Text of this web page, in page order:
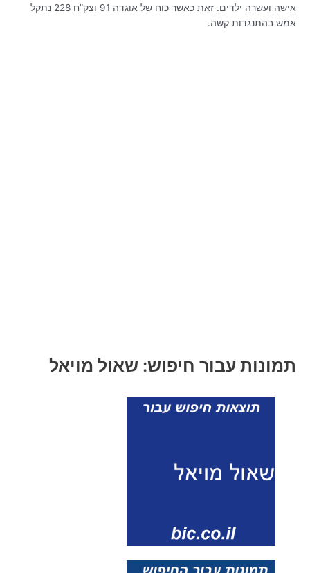
אישה ועשרה ילדים. זאת כאשר כוח של אוגדה 91 וצק”ח 228 נתקל
אמש בהתנגדות קשה.
תמונות עבור חיפוש: שאול מויאל